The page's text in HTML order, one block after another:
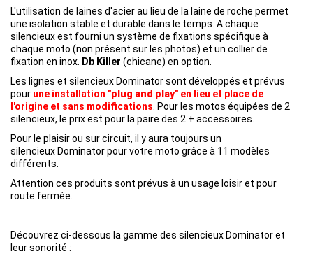
L'utilisation de laines d'acier au lieu de la laine de roche permet
une isolation stable et durable dans le temps. A chaque
silencieux est fourni un système de fixations spécifique à
chaque moto (non présent sur les photos) et un collier de
fixation en inox. Db Killer (chicane) en option.
Les lignes et silencieux Dominator sont développés et prévus
pour une installation "plug and play" en lieu et place de
l'origine et sans modifications. Pour les motos équipées de 2
silencieux, le prix est pour la paire des 2 + accessoires.
Pour le plaisir ou sur circuit, il y aura toujours un
silencieux Dominator pour votre moto grâce à 11 modèles
différents.
Attention ces produits sont prévus à un usage loisir et pour
route fermée.
Découvrez ci-dessous la gamme des silencieux Dominatoret
leur sonorité :